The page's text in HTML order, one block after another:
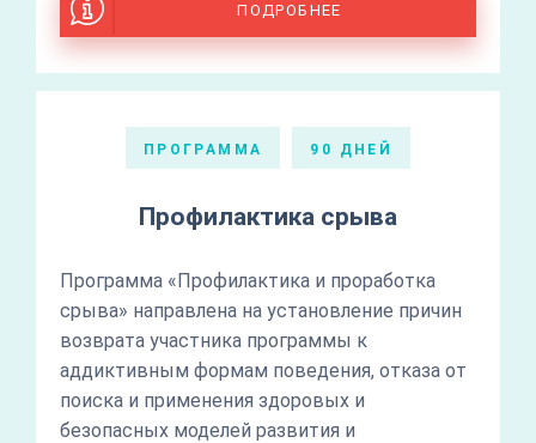
ПОДРОБНЕЕ
ПРОГРАММА 90 ДНЕЙ
Профилактика срыва
Программа «Профилактика и проработка
срыва» направлена на установление причин
возврата участника программы к
аддиктивным формам поведения, отказа от
поиска и применения здоровых и
безопасных моделей развития и